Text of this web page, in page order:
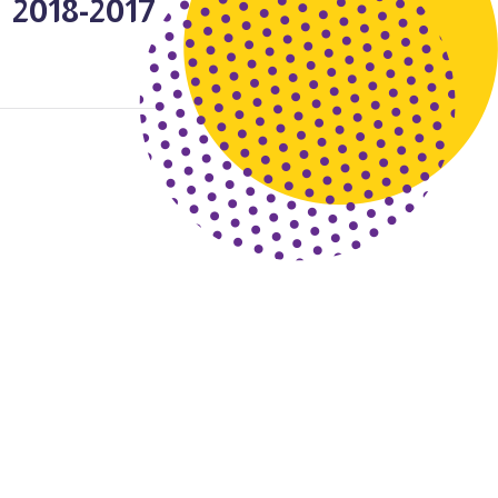
2017-2018